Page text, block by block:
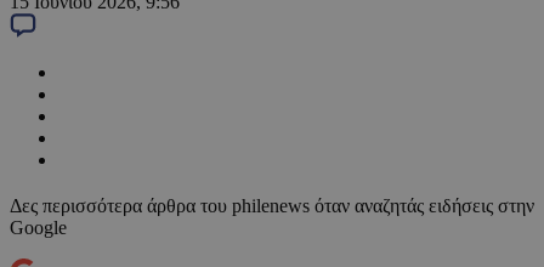
Δες περισσότερα άρθρα του philenews όταν αναζητάς ειδήσεις στην
Google